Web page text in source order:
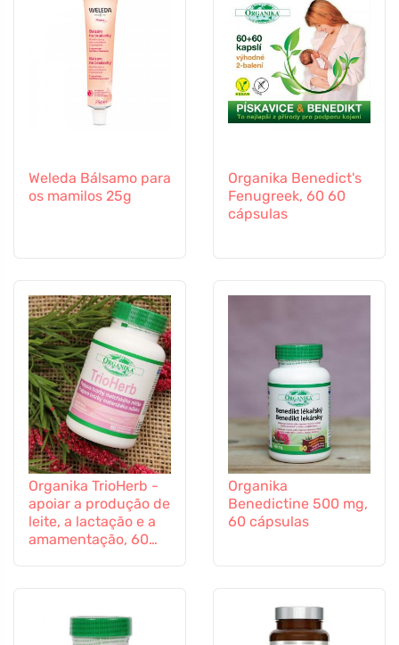
Weleda Bálsamo para
os mamilos 25g
Organika Benedict's
Fenugreek, 60 60
cápsulas
Organika TrioHerb -
apoiar a produção de
leite, a lactação e a
amamentação, 60
Organika
Benedictine 500 mg,
60 cápsulas